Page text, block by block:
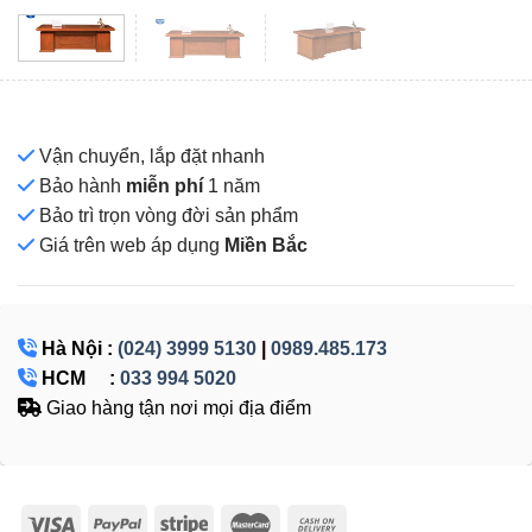
Vận chuyển, lắp đặt nhanh
Bảo hành miễn phí 1 năm
Bảo trì trọn vòng đời sản phẩm
Giá trên web áp dụng Miền Bắc
Hà Nội : (024) 3999 5130
0989.485.173
HCM : 033 994 5020
Giao hàng tận nơi mọi địa điểm